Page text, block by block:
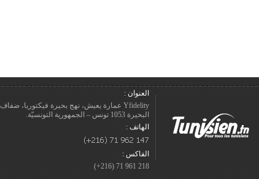
العنوان :
Yfidelity عمارة يعيش، نهج بحيرة فيكتوريا، ضفاف
البحيرة 1053 تونس – الجمهورية التونسيّة.
الهاتف :
الفاكس :
218 961 71 (216+)